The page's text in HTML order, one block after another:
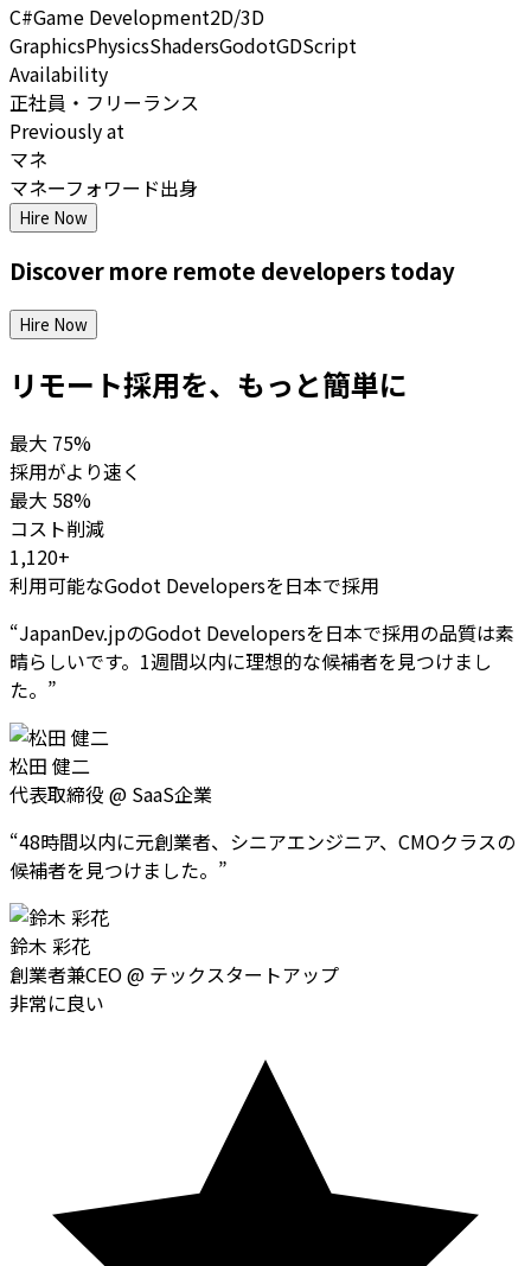
C#Game Development2D/3D
GraphicsPhysicsShadersGodotGDScript
Availability
正社員・フリーランス
Previously at
マネ
マネーフォワード出身
Hire Now
Discover more remote developerstoday
Hire Now
リモート採用を、もっと簡単に
最大 75%
採用がより速く
最大 58%
コスト削減
1,120+
利用可能なGodot Developersを日本で採用
“JapanDev.jpのGodot Developersを日本で採用の品質は素
晴らしいです。1週間以内に理想的な候補者を見つけまし
た。 ”
松田 健二
代表取締役 @ SaaS企業
“48時間以内に元創業者、シニアエンジニア、CMOクラスの
候補者を見つけました。 ”
鈴木 彩花
創業者兼CEO@ テックスタートアップ
非常に良い